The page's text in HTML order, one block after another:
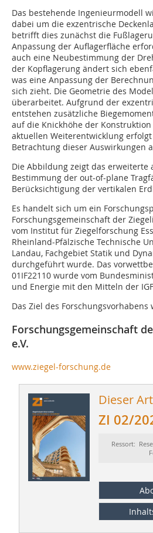
Das bestehende Ingenieurmodell
dabei um die exzentrische
betrifft dies zunächst die
Anpassung der Auflagerfläche
auch eine Neubestimmung der
der Kopflagerung ändert sich
was eine Anpassung der
sich zieht. Die Geometrie des
überarbeitet. Aufgrund der
entstehen zusätzliche
auf die Knickhöhe der
aktuellen Weiterentwicklung
Betrachtung dieser Auswirkungen
Die Abbildung zeigt das erweiterte
Bestimmung der out-of-plane
Berücksichtigung der vertikalen
Es handelt sich um ein
Forschungsgemeinschaft der
vom Institut für Ziegelforschung
Rheinland-Pfälzische Technische
Landau, Fachgebiet Statik und
durchgeführt wurde. Das
01IF22110 wurde vom
und Energie mit den Mitteln der
Das Ziel des
Forschungsgemeinschaft
e.V.
www.ziegel-forschung.de
Dieser
ZI 02/
Ressort: